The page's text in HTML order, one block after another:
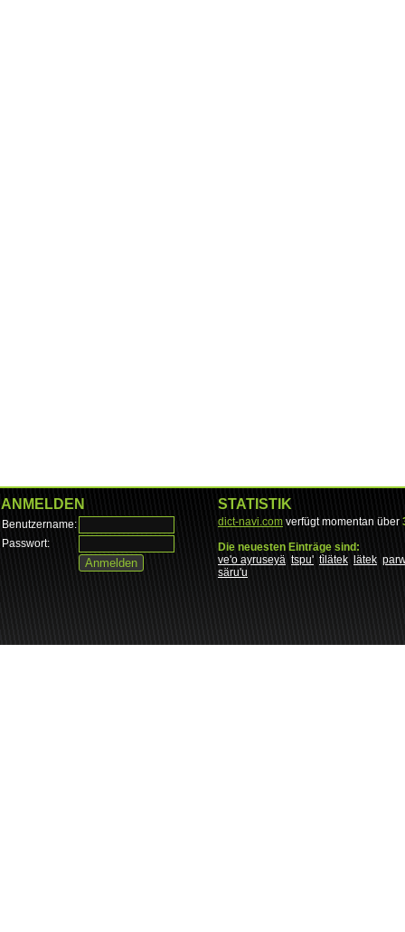
ANMELDEN
Benutzername:
Passwort:
STATISTIK
dict-navi.com verfügt momentan über
Die neuesten Einträge sind:
ve'o ayruseyä tspu' tìlätek lätek
säru'u